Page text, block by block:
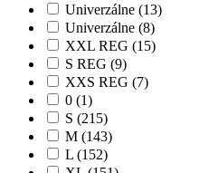
Univerzálne (13)
Univerzálne (8)
XXL REG (15)
S REG (9)
XXS REG (7)
0 (1)
S (215)
M (143)
L (152)